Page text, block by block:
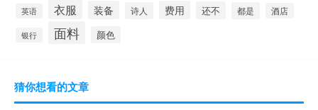
英语 衣服 装备 诗人 费用 还不 都是 酒店
银行 面料 颜色
猜你想看的文章